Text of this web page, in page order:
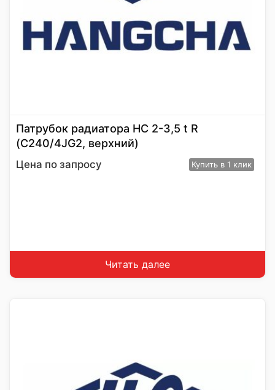
Патрубок радиатора HC 2-3,5 t R
(C240/4JG2, верхний)
Цена по запросу Купить в 1 клик
Читать далее